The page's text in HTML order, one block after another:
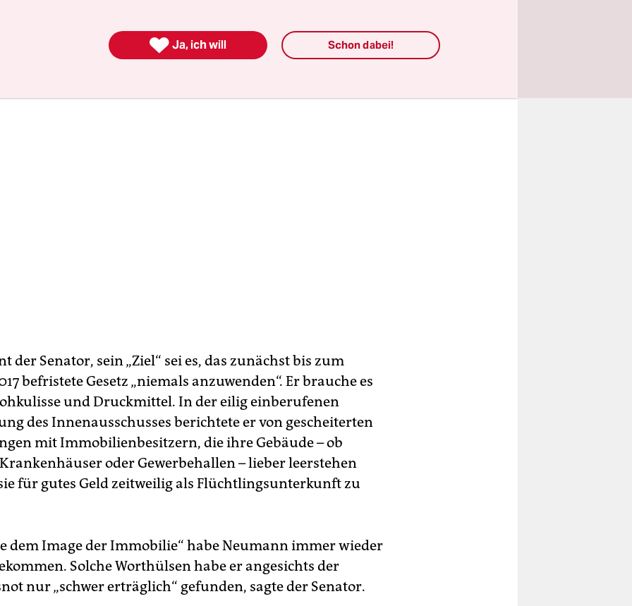
auf absehbare Zeit aus dem Lehrplan zu streichen,
der Senator, sein „Ziel“ sei es, das zunächst bis zum
befristete Gesetz „niemals anzuwenden“. Er brauche es
und Druckmittel. In der eilig einberufenen
des Innenausschusses berichtete er von gescheiterten
mit Immobilienbesitzern, die ihre Gebäude – ob
oder Gewerbehallen – lieber leerstehen
für gutes Geld zeitweilig als Flüchtlingsunterkunft zu
dem Image der Immobilie“ habe Neumann immer wieder
Solche Worthülsen habe er angesichts der
nur „schwer erträglich“ gefunden, sagte der Senator.
 Ja, ich will Schon dabei!